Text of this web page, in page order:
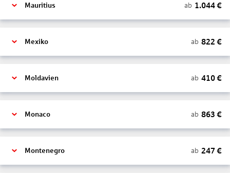
Mauritius ab 1.044€
Mexiko ab 822 €
Moldavien ab 410€
Monaco ab 863 €
Montenegro ab 247 €